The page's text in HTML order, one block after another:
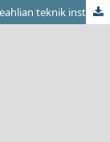
Akuisisi kompetensi siswa pada kompetensi keahlian teknik instalasi tenaga listrik melalui praktik kerja industri